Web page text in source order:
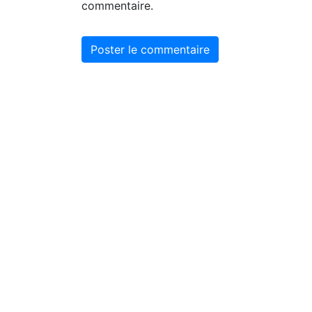
commentaire.